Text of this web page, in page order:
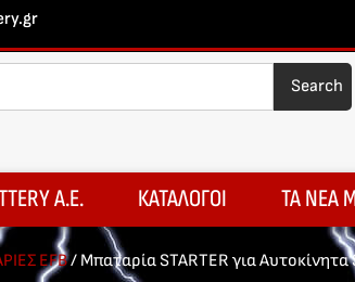
Search
A.E. ΚΑΤΑΛΟΓΟΙ ΤΑ ΝΕΑ
EFB/ Μπαταρία STARTER για